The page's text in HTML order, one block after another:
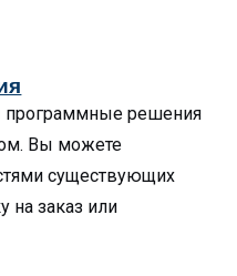
программные решения
Вы можете
существующих
на заказ или